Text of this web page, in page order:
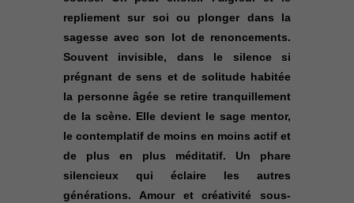
repliement sur soi ou plonger dans la
sagesse avec son lot de renoncements.
Souvent invisible, dans le silence si
prégnant de sens et de solitude habitée
la personne âgée se retire tranquillement
de la scène. Elle devient le sage mentor,
le contemplatif de moins en moins actif et
de plus en plus méditatif. Un phare
silencieux qui éclaire les autres
générations. Amour et créativité sous-